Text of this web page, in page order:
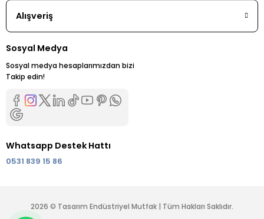
Alışveriş
Sosyal Medya
Sosyal medya hesaplarımızdan bizi
Takip edin!
Whatsapp Destek Hattı
0531 839 15 86
2026 © Tasarım Endüstriyel Mutfak | Tüm Hakları Saklıdır.